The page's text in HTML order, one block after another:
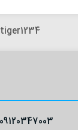
09120347003